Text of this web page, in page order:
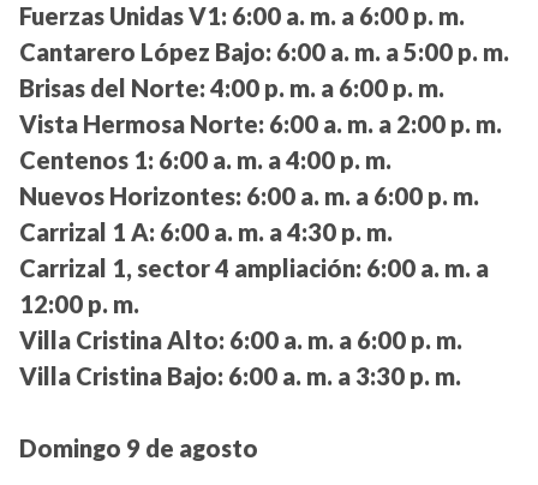
Fuerzas Unidas V1: 6:00 a. m. a 6:00 p. m.
Cantarero López Bajo: 6:00 a. m. a 5:00 p. m.
Brisas del Norte: 4:00 p. m. a 6:00 p. m.
Vista Hermosa Norte: 6:00 a. m. a 2:00 p. m.
Centenos 1: 6:00 a. m. a 4:00 p. m.
Nuevos Horizontes: 6:00 a. m. a 6:00 p. m.
Carrizal 1 A: 6:00 a. m. a 4:30 p. m.
Carrizal 1, sector 4 ampliación: 6:00 a. m. a
12:00 p. m.
Villa Cristina Alto: 6:00 a. m. a 6:00 p. m.
Villa Cristina Bajo: 6:00 a. m. a 3:30 p. m.
Domingo 9 de agosto